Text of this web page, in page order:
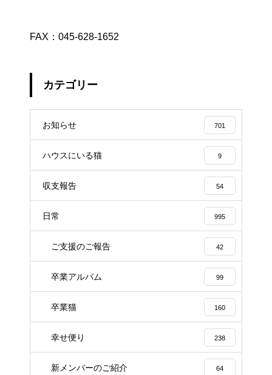
FAX：045-628-1652
カテゴリー
お知らせ 701
ハウスにいる猫 9
収支報告 54
日常 995
ご支援のご報告 42
卒業アルバム 99
卒業猫 160
幸せ便り 238
新メンバーのご紹介 64